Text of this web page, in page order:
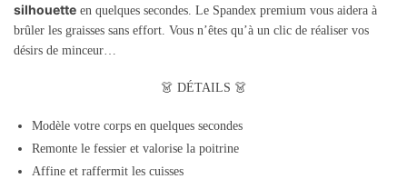
silhouette en quelques secondes. Le Spandex premium vous aidera à
brûler les graisses sans effort. Vous n’êtes qu’à un clic de réaliser vos
désirs de minceur…
👗 DÉTAILS 👗
Modèle votre corps en quelques secondes
Remonte le fessier et valorise la poitrine
Affine et raffermit les cuisses